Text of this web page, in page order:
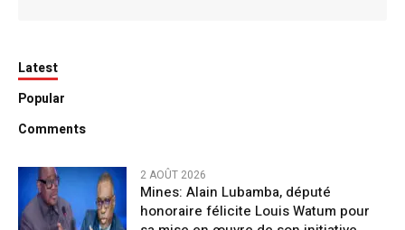
Latest
Popular
Comments
2 AOÛT 2026
Mines: Alain Lubamba, député
honoraire félicite Louis Watum pour